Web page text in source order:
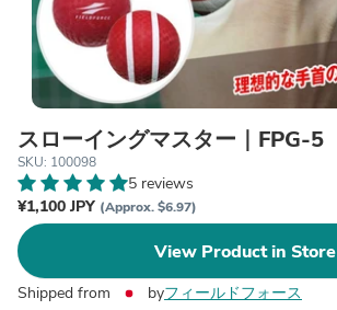
スローイングマスター｜FPG-5
SKU: 100098
5 reviews
¥1,100 JPY (Approx. $6.97)
View Product in Store
Shipped from byフィールドフォース